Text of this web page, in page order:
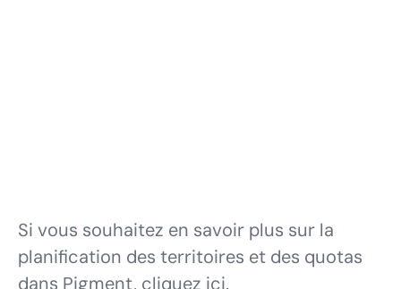
Si vous souhaitez en savoir plus sur la
planification des territoires et des quotas
dans Pigment, cliquez ici.